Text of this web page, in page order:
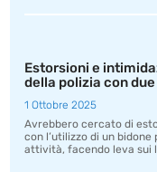
Estorsioni e
della polizia con
1 Ottobre 2025
Avrebbero cercato di
con l’utilizzo di un
attività, facendo leva sui